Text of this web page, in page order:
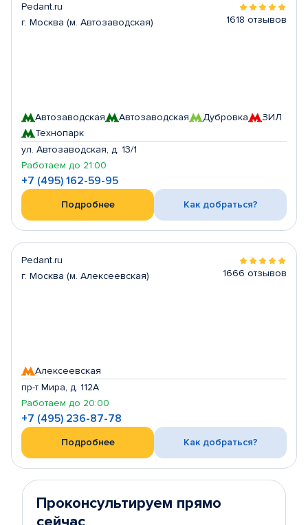
Pedant.ru
г. Москва (м. Автозаводская)
1618 отзывов
Автозаводская Автозаводская Дубровка
ЗИЛ
Технопарк
ул. Автозаводская, д. 13/1
Работаем до 21:00
+7 (495) 162-59-95
Подробнее Как добраться?
Pedant.ru
г. Москва (м. Алексеевская)
1666 отзывов
Алексеевская
пр-т Мира, д. 112А
Работаем до 20:00
+7 (495) 236-87-78
Подробнее Как добраться?
Проконсультируем прямо